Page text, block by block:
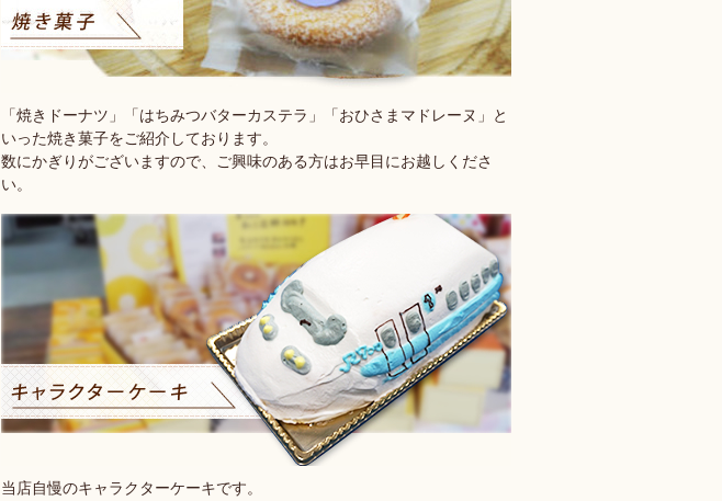
「焼きドーナツ」「はちみつバターカステラ」「おひさまマドレーヌ」と
いった焼き菓子をご紹介しております。
数にかぎりがございますので、ご興味のある方はお早目にお越しくださ
い。
当店自慢のキャラクターケーキです。